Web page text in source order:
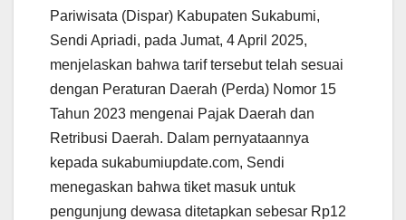
Pariwisata (Dispar) Kabupaten Sukabumi,
Sendi Apriadi, pada Jumat, 4 April 2025,
menjelaskan bahwa tarif tersebut telah sesuai
dengan Peraturan Daerah (Perda) Nomor 15
Tahun 2023 mengenai Pajak Daerah dan
Retribusi Daerah. Dalam pernyataannya
kepada sukabumiupdate.com, Sendi
menegaskan bahwa tiket masuk untuk
pengunjung dewasa ditetapkan sebesar Rp12